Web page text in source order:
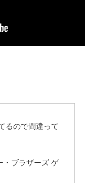
るので間違って
ブラザーズ ゲ